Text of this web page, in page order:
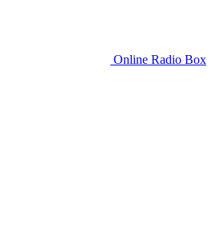
Online Radio Box